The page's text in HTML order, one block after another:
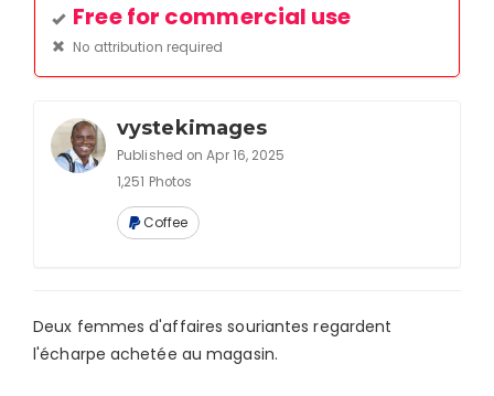
Free for commercial use
No attribution required
vystekimages
Published on Apr 16, 2025
1,251 Photos
Coffee
Deux femmes d'affaires souriantes regardent
l'écharpe achetée au magasin.